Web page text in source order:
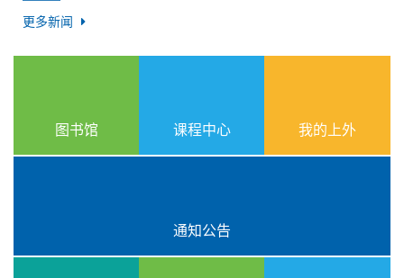
更多新闻
图书馆 课程中心 我的上外
通知公告